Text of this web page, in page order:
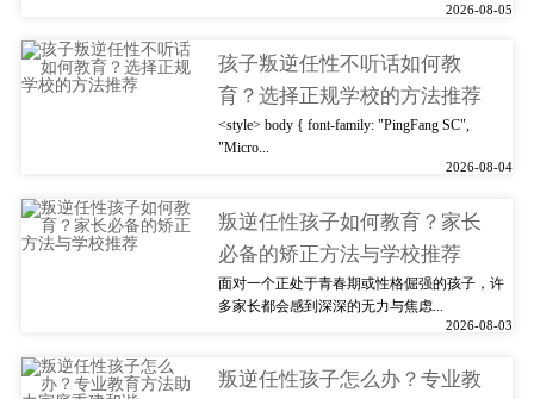
2026-08-05
孩子叛逆任性不听话如何教
育？选择正规学校的方法推荐
<style> body { font-family: "PingFang SC",
"Micro...
2026-08-04
叛逆任性孩子如何教育？家长
必备的矫正方法与学校推荐
面对一个正处于青春期或性格倔强的孩子，许
多家长都会感到深深的无力与焦虑...
2026-08-03
叛逆任性孩子怎么办？专业教